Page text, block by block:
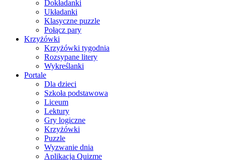
Dokładanki
Układanki
Klasyczne puzzle
Połącz pary
Krzyżówki
Krzyżówki tygodnia
Rozsypane litery
Wykreślanki
Portale
Dla dzieci
Szkoła podstawowa
Liceum
Lektury
Gry logiczne
Krzyżówki
Puzzle
Wyzwanie dnia
Aplikacja Quizme